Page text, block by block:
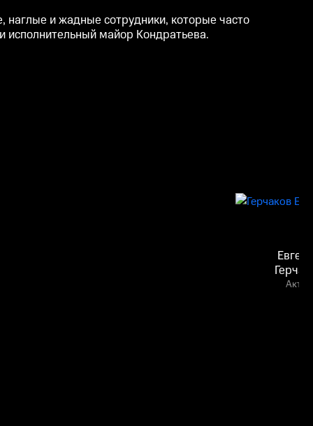
и жадные сотрудники, которые часто
исполнительный майор Кондратьева.
Актёр